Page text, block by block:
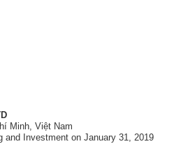
Minh, Việt Nam
and Investment on January 31, 2019